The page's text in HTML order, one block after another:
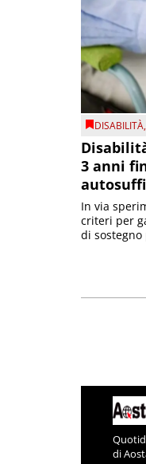
DISABILITÀ,
3 anni
In via
criteri per
di sostegno
di